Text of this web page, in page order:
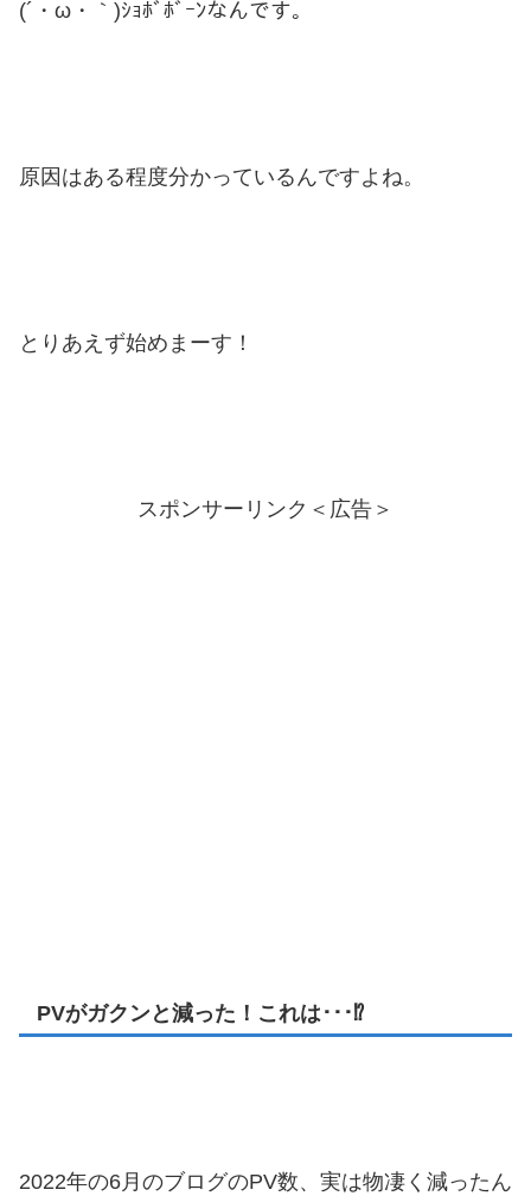
(´・ω・｀)ｼｮﾎﾞﾎﾞｰﾝなんです。
原因はある程度分かっているんですよね。
とりあえず始めまーす！
スポンサーリンク＜広告＞
PVがガクンと減った！これは･･･⁉
2022年の6月のブログのPV数、実は物凄く減ったん